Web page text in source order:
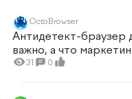
OctoBrowser
Антидетект-браузер
важно, а что
31 0